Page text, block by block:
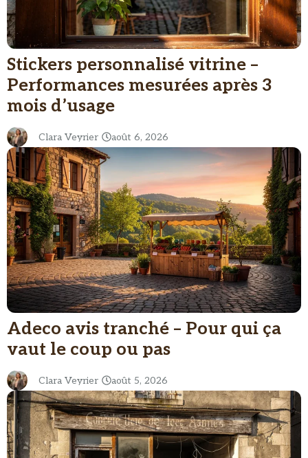
Stickers personnalisé vitrine –
Performances mesurées après 3
mois d’usage
Clara Veyrier août 6, 2026
Adeco avis tranché – Pour qui ça
vaut le coup ou pas
Clara Veyrier août 5, 2026